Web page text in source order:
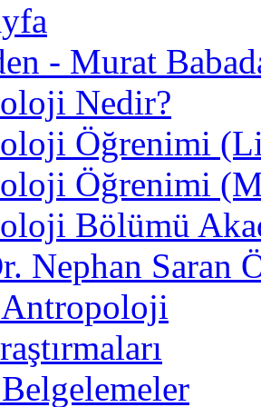
- Murat
Nedir?
Öğrenimi
Öğrenimi
Bölümü
Nephan Saran